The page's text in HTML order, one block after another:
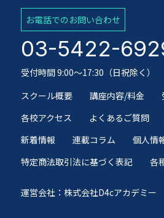
お電話でのお問い合わせ
03-5422-
受付時間 9:00～17:30（日祝除く）
スクール概要
講座内容/料金
各校アクセス
よくあるご質問
新着情報
連載コラム
個人情
特定商法取引法に基づく表記
各
運営会社：株式会社D4cアカデミー